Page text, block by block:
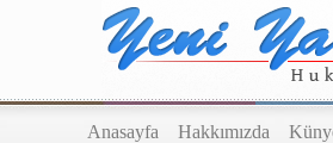
Anasayfa Hakkımızda